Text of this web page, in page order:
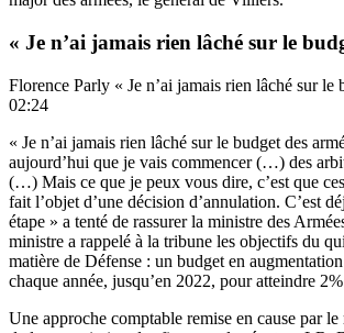
« Je n’ai jamais rien lâché sur le
Florence Parly « Je n’ai jamais rien lâché sur le
02:24
« Je n’ai jamais rien lâché sur le budget des
aujourd’hui que je vais commencer (…) des
(…) Mais ce que je peux vous dire, c’est que
fait l’objet d’une décision d’annulation. C’est
étape » a tenté de rassurer la ministre des
ministre a rappelé à la tribune les objectifs du
matière de Défense : un budget en
chaque année, jusqu’en 2022, pour atteindre
Une approche comptable remise en cause par